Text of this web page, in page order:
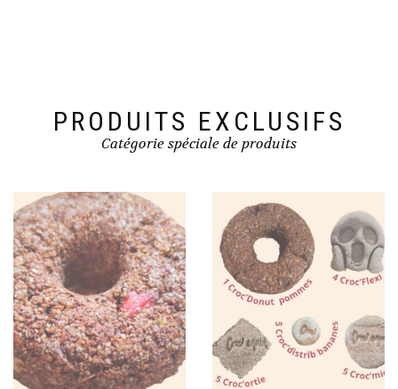
du
produit
PRODUITS EXCLUSIFS
Catégorie spéciale de produits